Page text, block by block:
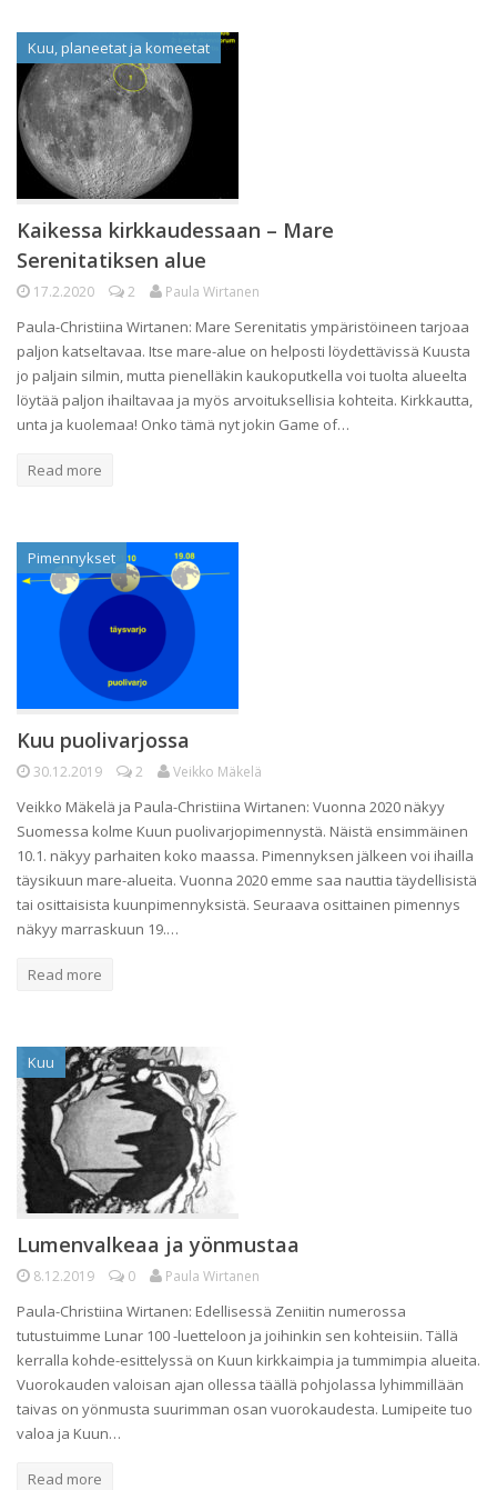
Kuu, planeetat ja komeetat
Kaikessa kirkkaudessaan – Mare
Serenitatiksen alue
17.2.2020 2 Paula Wirtanen
Paula-Christiina Wirtanen: Mare Serenitatis ympäristöineen tarjoaa
paljon katseltavaa. Itse mare-alue on helposti löydettävissä Kuusta
jo paljain silmin, mutta pienelläkin kaukoputkella voi tuolta alueelta
löytää paljon ihailtavaa ja myös arvoituksellisia kohteita. Kirkkautta,
unta ja kuolemaa! Onko tämä nyt jokin Game of…
Read more
Pimennykset
Kuu puolivarjossa
30.12.2019 2 Veikko Mäkelä
Veikko Mäkelä ja Paula-Christiina Wirtanen: Vuonna 2020 näkyy
Suomessa kolme Kuun puolivarjopimennystä. Näistä ensimmäinen
10.1. näkyy parhaiten koko maassa. Pimennyksen jälkeen voi ihailla
täysikuun mare-alueita. Vuonna 2020 emme saa nauttia täydellisistä
tai osittaisista kuunpimennyksistä. Seuraava osittainen pimennys
näkyy marraskuun 19.…
Read more
Kuu
Lumenvalkeaa ja yönmustaa
8.12.2019 0 Paula Wirtanen
Paula-Christiina Wirtanen: Edellisessä Zeniitin numerossa
tutustuimme Lunar 100 -luetteloon ja joihinkin sen kohteisiin. Tällä
kerralla kohde-esittelyssä on Kuun kirkkaimpia ja tummimpia alueita.
Vuorokauden valoisan ajan ollessa täällä pohjolassa lyhimmillään
taivas on yönmusta suurimman osan vuorokaudesta. Lumipeite tuo
valoa ja Kuun…
Read more